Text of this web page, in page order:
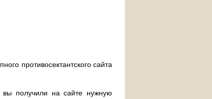
противосектантского сайта
вы получили на сайте нужную